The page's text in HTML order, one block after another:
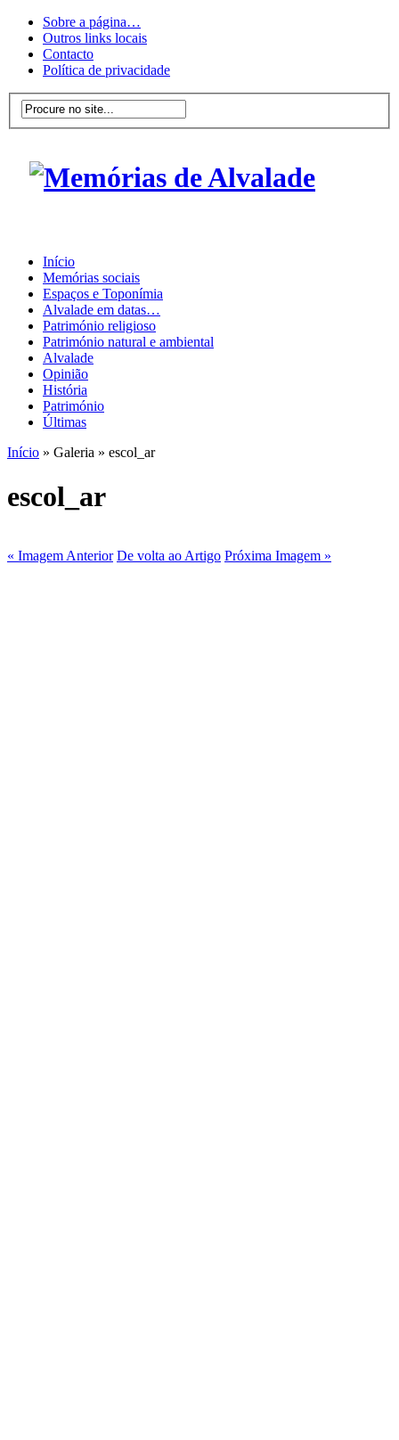
Sobre a página…
Outros links locais
Contacto
Política de privacidade
Início
Memórias sociais
Espaços e Toponímia
Alvalade em datas…
Património religioso
Património natural e ambiental
Alvalade
Opinião
História
Património
Últimas
Início » Galeria » escol_ar
escol_ar
« Imagem Anterior De volta ao Artigo Próxima Imagem »